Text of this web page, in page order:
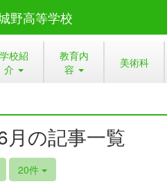
野高等学校
学校紹
介
教育内
容
美術科
月の記事一覧
20件